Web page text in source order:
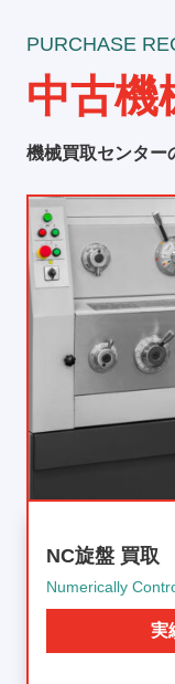
PURCHASE
中古機
機械買取センター
NC旋盤 買取
Numerically
実